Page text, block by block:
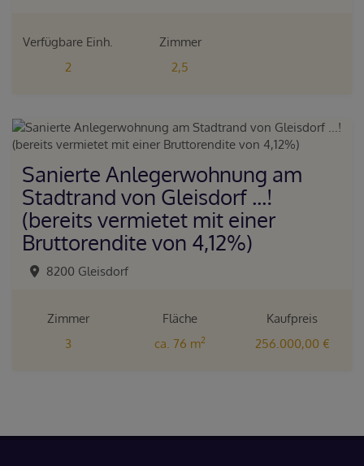
Verfügbare Einh.
2
Zimmer
2,5
Sanierte Anlegerwohnung am
Stadtrand von Gleisdorf ...!
(bereits vermietet mit einer
Bruttorendite von 4,12%)
8200 Gleisdorf
Zimmer
3
Fläche
ca. 76 m2
Kaufpreis
256.000,00 €